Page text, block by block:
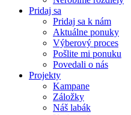
Pridaj sa
Pridaj sa k nám
Aktuálne ponuky
Výberový proces
Pošlite mi ponuku
Povedali o nás
Projekty
Kampane
Záložky
Náš labák